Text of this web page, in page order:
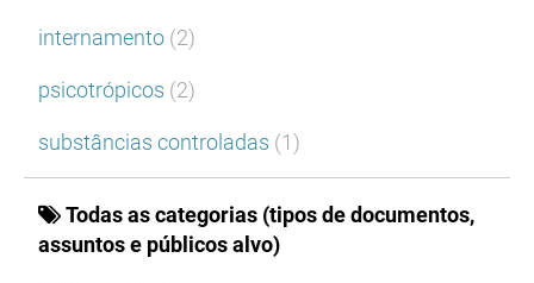
internamento (2)
psicotrópicos (2)
substâncias controladas (1)
Todas as categorias (tipos de documentos,
assuntos e públicos alvo)